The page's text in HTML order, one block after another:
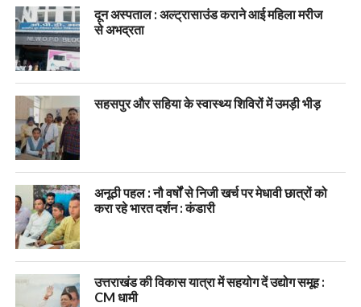
दून अस्पताल : अल्ट्रासाउंड कराने आई महिला मरीज
से अभद्रता
सहसपुर और सहिया के स्वास्थ्य शिविरों में उमड़ी भीड़
अनूठी पहल : नौ वर्षों से निजी खर्च पर मेधावी छात्रों को
करा रहे भारत दर्शन : कंडारी
उत्तराखंड की विकास यात्रा में सहयोग दें उद्योग समूह :
CM धामी